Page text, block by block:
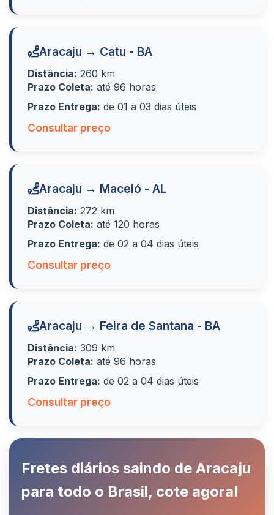
Aracaju → Catu - BA
Distância: 260 km
Prazo Coleta: até 96 horas
Prazo Entrega: de 01 a 03 dias úteis
Consultar preço
Aracaju → Maceió - AL
Distância: 272 km
Prazo Coleta: até 120 horas
Prazo Entrega: de 02 a 04 dias úteis
Consultar preço
Aracaju → Feira de Santana - BA
Distância: 309 km
Prazo Coleta: até 96 horas
Prazo Entrega: de 02 a 04 dias úteis
Consultar preço
Fretes diários saindo de Aracaju
para todo o Brasil, cote agora!